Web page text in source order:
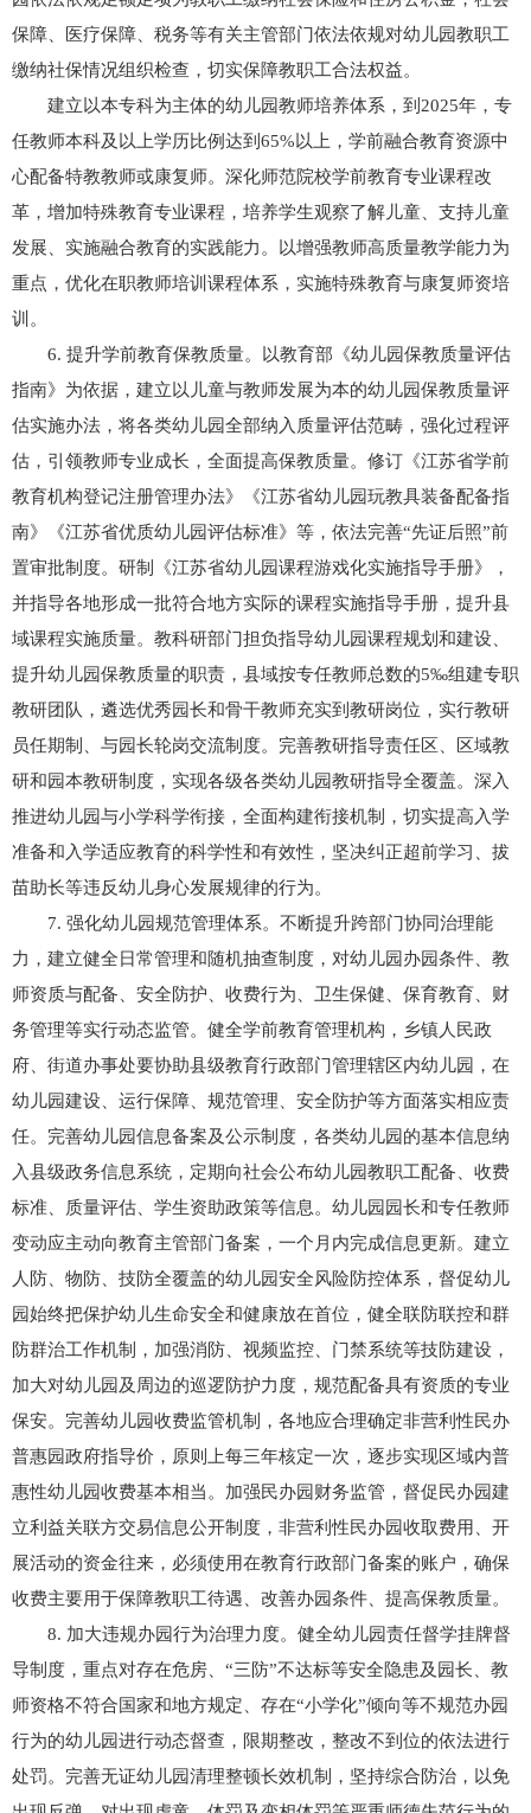
保障、医疗保障、税务等有关主管部门依法依规对幼儿园教职工
缴纳社保情况组织检查，切实保障教职工合法权益。
建立以本专科为主体的幼儿园教师培养体系，到2025年，专
任教师本科及以上学历比例达到65%以上，学前融合教育资源中
心配备特教教师或康复师。深化师范院校学前教育专业课程改
革，增加特殊教育专业课程，培养学生观察了解儿童、支持儿童
发展、实施融合教育的实践能力。以增强教师高质量教学能力为
重点，优化在职教师培训课程体系，实施特殊教育与康复师资培
训。
6. 提升学前教育保教质量。以教育部《幼儿园保教质量评估
指南》为依据，建立以儿童与教师发展为本的幼儿园保教质量评
估实施办法，将各类幼儿园全部纳入质量评估范畴，强化过程评
估，引领教师专业成长，全面提高保教质量。修订《江苏省学前
教育机构登记注册管理办法》《江苏省幼儿园玩教具装备配备指
南》《江苏省优质幼儿园评估标准》等，依法完善“先证后照”前
置审批制度。研制《江苏省幼儿园课程游戏化实施指导手册》，
并指导各地形成一批符合地方实际的课程实施指导手册，提升县
域课程实施质量。教科研部门担负指导幼儿园课程规划和建设、
提升幼儿园保教质量的职责，县域按专任教师总数的5‰组建专职
教研团队，遴选优秀园长和骨干教师充实到教研岗位，实行教研
员任期制、与园长轮岗交流制度。完善教研指导责任区、区域教
研和园本教研制度，实现各级各类幼儿园教研指导全覆盖。深入
推进幼儿园与小学科学衔接，全面构建衔接机制，切实提高入学
准备和入学适应教育的科学性和有效性，坚决纠正超前学习、拔
苗助长等违反幼儿身心发展规律的行为。
7. 强化幼儿园规范管理体系。不断提升跨部门协同治理能
力，建立健全日常管理和随机抽查制度，对幼儿园办园条件、教
师资质与配备、安全防护、收费行为、卫生保健、保育教育、财
务管理等实行动态监管。健全学前教育管理机构，乡镇人民政
府、街道办事处要协助县级教育行政部门管理辖区内幼儿园，在
幼儿园建设、运行保障、规范管理、安全防护等方面落实相应责
任。完善幼儿园信息备案及公示制度，各类幼儿园的基本信息纳
入县级政务信息系统，定期向社会公布幼儿园教职工配备、收费
标准、质量评估、学生资助政策等信息。幼儿园园长和专任教师
变动应主动向教育主管部门备案，一个月内完成信息更新。建立
人防、物防、技防全覆盖的幼儿园安全风险防控体系，督促幼儿
园始终把保护幼儿生命安全和健康放在首位，健全联防联控和群
防群治工作机制，加强消防、视频监控、门禁系统等技防建设，
加大对幼儿园及周边的巡逻防护力度，规范配备具有资质的专业
保安。完善幼儿园收费监管机制，各地应合理确定非营利性民办
普惠园政府指导价，原则上每三年核定一次，逐步实现区域内普
惠性幼儿园收费基本相当。加强民办园财务监管，督促民办园建
立利益关联方交易信息公开制度，非营利性民办园收取费用、开
展活动的资金往来，必须使用在教育行政部门备案的账户，确保
收费主要用于保障教职工待遇、改善办园条件、提高保教质量。
8. 加大违规办园行为治理力度。健全幼儿园责任督学挂牌督
导制度，重点对存在危房、“三防”不达标等安全隐患及园长、教
师资格不符合国家和地方规定、存在“小学化”倾向等不规范办园
行为的幼儿园进行动态督查，限期整改，整改不到位的依法进行
处罚。完善无证幼儿园清理整顿长效机制，坚持综合防治，以免